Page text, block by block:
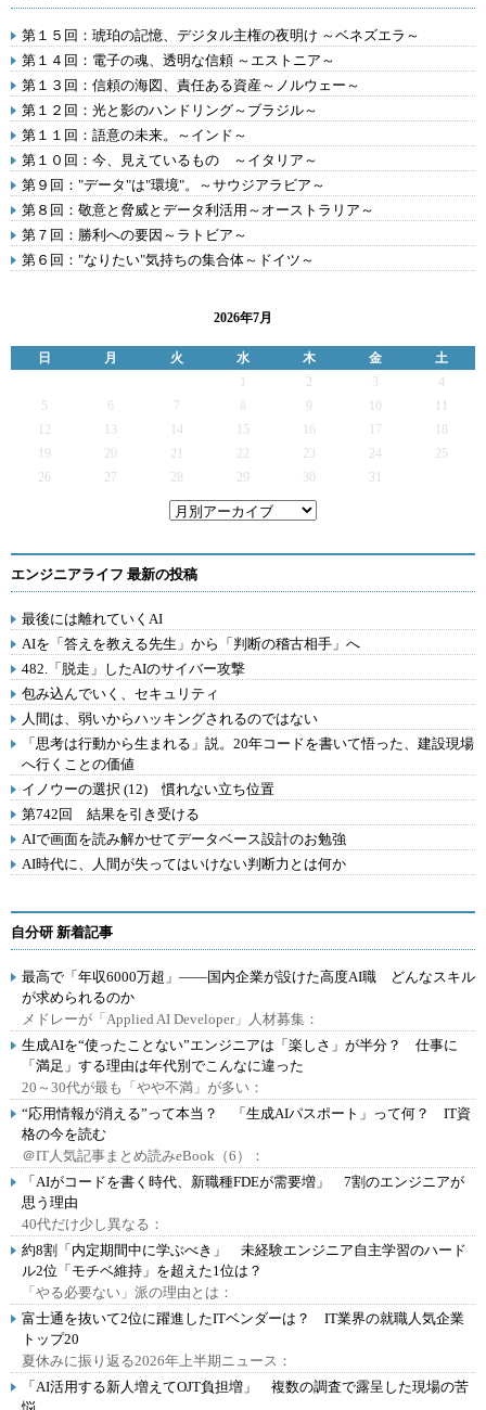
第１５回：琥珀の記憶、デジタル主権の夜明け ～ベネズエラ～
第１４回：電子の魂、透明な信頼 ～エストニア～
第１３回：信頼の海図、責任ある資産～ノルウェー～
第１２回：光と影のハンドリング～ブラジル～
第１１回：語意の未来。～インド～
第１０回：今、見えているもの ～イタリア～
第９回："データ"は"環境"。～サウジアラビア～
第８回：敬意と脅威とデータ利活用～オーストラリア～
第７回：勝利への要因～ラトビア～
第６回："なりたい"気持ちの集合体～ドイツ～
2026年7月
日 月 火 水 木 金
土
2 3
4
5
6 7 9
12
13 14 15 16 17
19
20 21 22 23 24
25
26
27 28 29 30 31
エンジニアライフ 最新の投稿
最後には離れていくAI
AIを「答えを教える先生」から「判断の稽古相手」へ
482.「脱走」したAIのサイバー攻撃
包み込んでいく、セキュリティ
人間は、弱いからハッキングされるのではない
「思考は行動から生まれる」説。20年コードを書いて悟った、建設現場
へ行くことの価値
イノウーの選択 (12) 慣れない立ち位置
第742回 結果を引き受ける
AIで画面を読み解かせてデータベース設計のお勉強
AI時代に、人間が失ってはいけない判断力とは何か
自分研 新着記事
最高で「年収6000万超」――国内企業が設けた高度AI職 どんなスキル
が求められるのか
メドレーが「Applied AI Developer」人材募集：
生成AIを“使ったことない”エンジニアは「楽しさ」が半分？ 仕事に
「満足」する理由は年代別でこんなに違った
20～30代が最も「やや不満」が多い：
“応用情報が消える”って本当？ 「生成AIパスポート」って何？ IT資
格の今を読む
＠IT人気記事まとめ読みeBook（6）：
「AIがコードを書く時代、新職種FDEが需要増」 7割のエンジニアが
思う理由
40代だけ少し異なる：
約8割「内定期間中に学ぶべき」 未経験エンジニア自主学習のハード
ル2位「モチベ維持」を超えた1位は？
「やる必要ない」派の理由とは：
富士通を抜いて2位に躍進したITベンダーは？ IT業界の就職人気企業
トップ20
夏休みに振り返る2026年上半期ニュース：
「AI活用する新人増えてOJT負担増」 複数の調査で露呈した現場の苦